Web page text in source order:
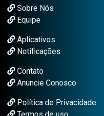
Sobre Nós
Equipe
Aplicativos
Notificações
Contato
Anuncie Conosco
Política de Privacidade